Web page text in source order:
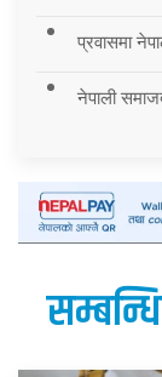
प्रवासमा
नेपाली